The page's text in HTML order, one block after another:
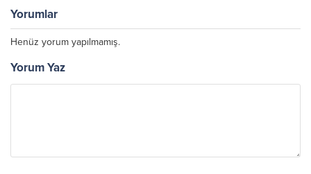
Bin Yemek Servis Edildi
Yorumlar
Henüz yorum yapılmamış.
Yorum Yaz